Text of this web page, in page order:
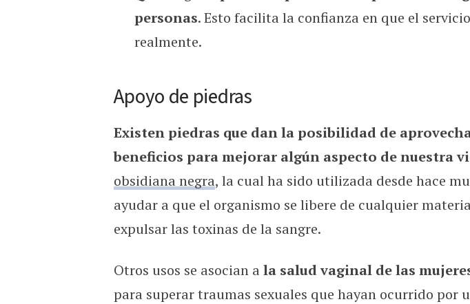
personas. Esto facilita la confianza en que el
realmente.
Apoyo de piedras
Existen piedras que dan la posibilidad de
beneficios para mejorar algún aspecto de nuestra
obsidiana negra, la cual ha sido utilizada desde hace
ayudar a que el organismo se libere de cualquier
expulsar las toxinas de la sangre.
Otros usos se asocian a la salud vaginal de las
para superar traumas sexuales que hayan ocurrido por